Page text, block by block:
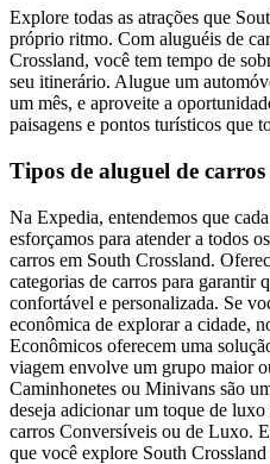
Explore todas as atrações que
próprio ritmo. Com aluguéis de
Crossland, você tem tempo de
seu itinerário. Alugue um
um mês, e aproveite a
paisagens e pontos turísticos que
Tipos de aluguel de
Na Expedia, entendemos que
esforçamos para atender a todos
carros em South Crossland.
categorias de carros para garantir
confortável e personalizada. Se
econômica de explorar a cidade,
Econômicos oferecem uma
viagem envolve um grupo maior
Caminhonetes ou Minivans são
deseja adicionar um toque de
carros Conversíveis ou de Luxo.
que você explore South